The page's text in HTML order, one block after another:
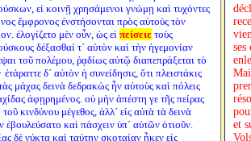
εἰ κοινῇ χρησάμενοι γνώμῃ καὶ τυχόντες
ἔμφρονος ἐνστήσονται πρὸς αὐτοὺς τὸν
ἐλογίζετο μὲν οὖν, ὡς εἰ πείσειε τοὺς
δέξασθαί τ´ αὐτὸν καὶ τὴν ἡγεμονίαν
τοῦ πολέμου, ῥᾳδίως αὐτῷ διαπεπράξεται τὸ
ἐτάραττε δ´ αὐτὸν ἡ συνείδησις, ὅτι πλειστάκις
μάχας δεινὰ δεδρακὼς ἦν αὐτοὺς καὶ πόλεις
ἀφῃρημένος. οὐ μὴν ἀπέστη γε τῆς πείρας
τοῦ κινδύνου μέγεθος, ἀλλ´ εἰς αὐτὰ τὰ δεινὰ
ἐβουλεύσατο καὶ πάσχειν ὑπ´ αὐτῶν ὁτιοῦν.
δὲ νύκτα καὶ ταύτην σκοταίαν ἧκεν εἰς
et